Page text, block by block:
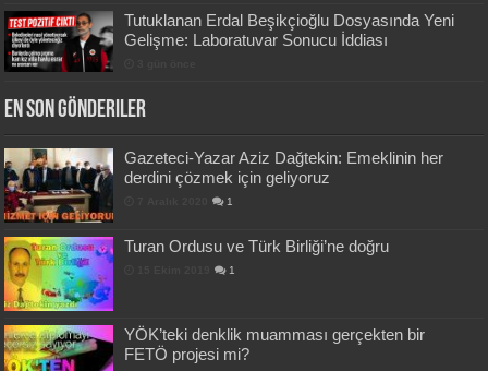
Tutuklanan Erdal Beşikçioğlu Dosyasında Yeni
Gelişme: Laboratuvar Sonucu İddiası
En Son Gönderiler
Gazeteci-Yazar Aziz Dağtekin: Emeklinin her
derdini çözmek için geliyoruz
1
Turan Ordusu ve Türk Birliği’ne doğru
1
YÖK’teki denklik muamması gerçekten bir
FETÖ projesi mi?